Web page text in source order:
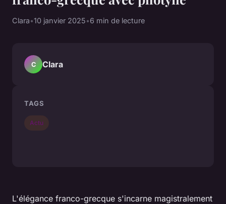
Clara•10 janvier 2025•6 min de lecture
L'élégance franco-grecque s'incarne magistralement
C Clara
TAGS
Actu